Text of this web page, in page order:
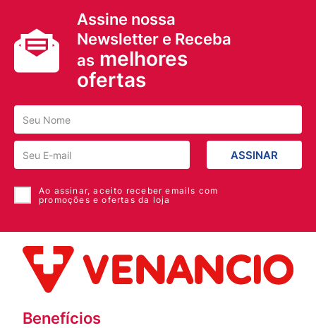
Assine nossa
Newsletter e Receba
as melhores
ofertas
ASSINAR
Ao assinar, aceito receber emails com
promoções e ofertas da loja
Benefícios